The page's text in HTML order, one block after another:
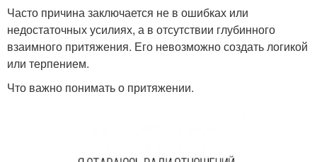
Часто причина заключается не в ошибках или
недостаточных усилиях, а в отсутствии глубинного
взаимного притяжения. Его невозможно создать логикой
или терпением.
Что важно понимать о притяжении.